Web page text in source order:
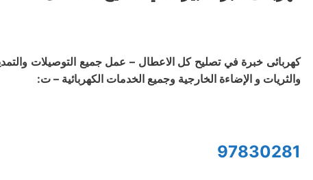
كهربائى خبرة في تصليح كل الاعطال – عمل جميع التوصيلات
والثريات و الإضاءة الخارجية وجميع الخدمات الكهربائية – ت:
97830281